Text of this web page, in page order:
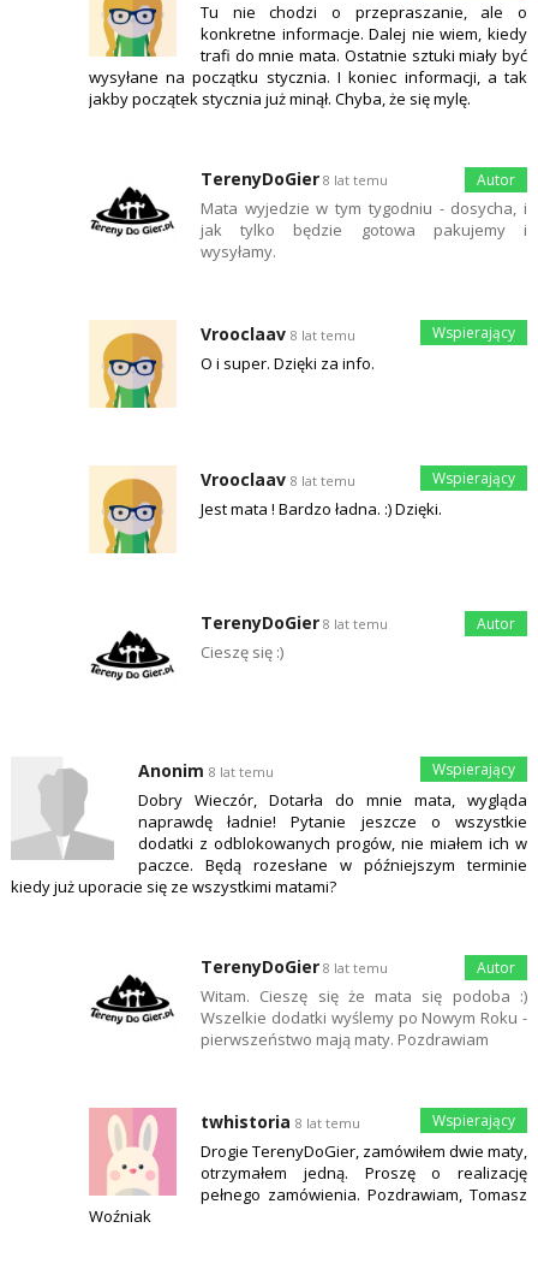
Tu nie chodzi o przepraszanie, ale o
konkretne informacje. Dalej nie wiem, kiedy
trafi do mnie mata. Ostatnie sztuki miały być
wysyłane na początku stycznia. I koniec informacji, a tak
jakby początek stycznia już minął. Chyba, że się mylę.
TerenyDoGier 8 lat temu
Mata wyjedzie w tym tygodniu - dosycha, i
jak tylko będzie gotowa pakujemy i
wysyłamy.
Vrooclaav 8 lat temu
O i super. Dzięki za info.
Vrooclaav 8 lat temu
Jest mata ! Bardzo ładna. :) Dzięki.
TerenyDoGier 8 lat temu
Cieszę się :)
Anonim 8 lat temu
Dobry Wieczór, Dotarła do mnie mata, wygląda
naprawdę ładnie! Pytanie jeszcze o wszystkie
dodatki z odblokowanych progów, nie miałem ich w
paczce. Będą rozesłane w późniejszym terminie
kiedy już uporacie się ze wszystkimi matami?
TerenyDoGier 8 lat temu
Witam. Cieszę się że mata się podoba :)
Wszelkie dodatki wyślemy po Nowym Roku -
pierwszeństwo mają maty. Pozdrawiam
twhistoria 8 lat temu
Drogie TerenyDoGier, zamówiłem dwie maty,
otrzymałem jedną. Proszę o realizację
pełnego zamówienia. Pozdrawiam, Tomasz
Woźniak